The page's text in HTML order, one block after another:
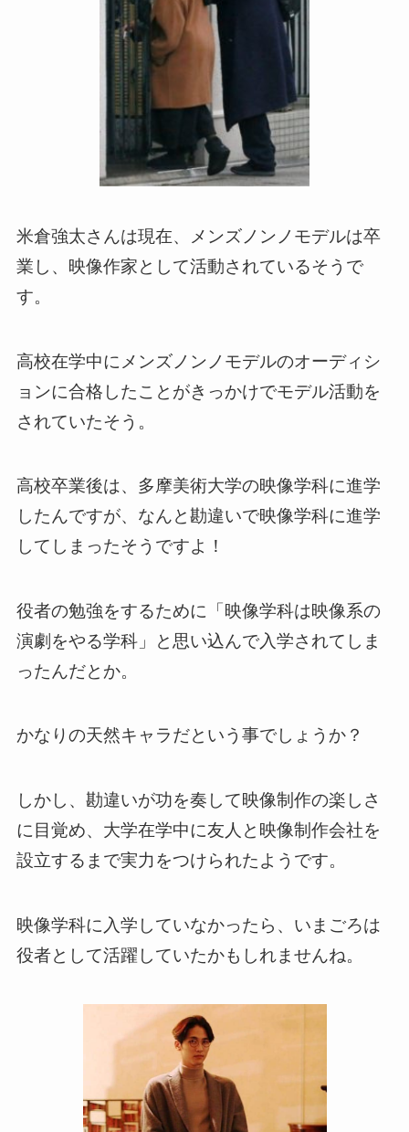
米倉強太さんは現在、メンズノンノモデルは卒
業し、映像作家として活動されているそうで
す。
高校在学中にメンズノンノモデルのオーディシ
ョンに合格したことがきっかけでモデル活動を
されていたそう。
高校卒業後は、多摩美術大学の映像学科に進学
したんですが、なんと勘違いで映像学科に進学
してしまったそうですよ！
役者の勉強をするために「映像学科は映像系の
演劇をやる学科」と思い込んで入学されてしま
ったんだとか。
かなりの天然キャラだという事でしょうか？
しかし、勘違いが功を奏して映像制作の楽しさ
に目覚め、大学在学中に友人と映像制作会社を
設立するまで実力をつけられたようです。
映像学科に入学していなかったら、いまごろは
役者として活躍していたかもしれませんね。